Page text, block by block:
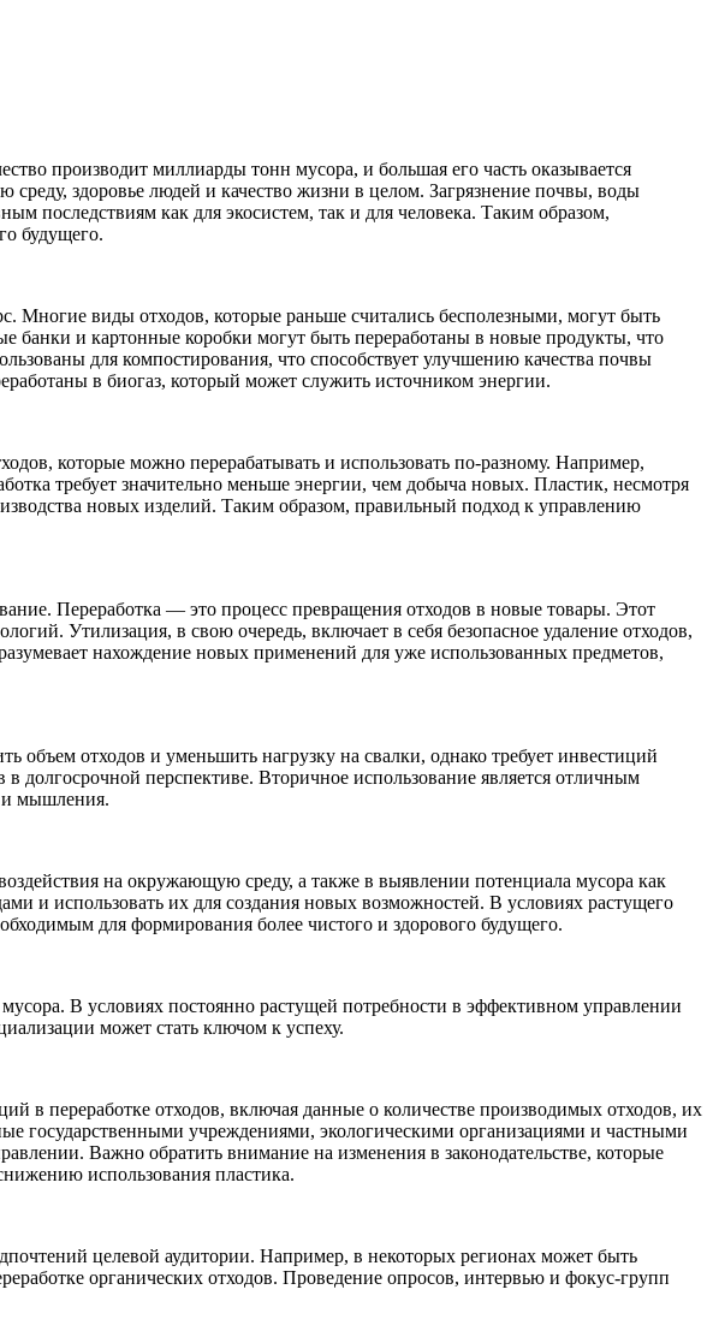
производит миллиарды тонн мусора, и большая его часть оказывается
здоровье людей и качество жизни в целом. Загрязнение почвы, воды
последствиям как для экосистем, так и для человека. Таким образом,
будущего.
Многие виды отходов, которые раньше считались бесполезными, могут быть
банки и картонные коробки могут быть переработаны в новые продукты, что
для компостирования, что способствует улучшению качества почвы
в биогаз, который может служить источником энергии.
которые можно перерабатывать и использовать по-разному. Например,
требует значительно меньше энергии, чем добыча новых. Пластик, несмотря
новых изделий. Таким образом, правильный подход к управлению
Переработка — это процесс превращения отходов в новые товары. Этот
Утилизация, в свою очередь, включает в себя безопасное удаление отходов,
нахождение новых применений для уже использованных предметов,
объем отходов и уменьшить нагрузку на свалки, однако требует инвестиций
долгосрочной перспективе. Вторичное использование является отличным
и мышления.
на окружающую среду, а также в выявлении потенциала мусора как
и использовать их для создания новых возможностей. В условиях растущего
для формирования более чистого и здорового будущего.
В условиях постоянно растущей потребности в эффективном управлении
может стать ключом к успеху.
в переработке отходов, включая данные о количестве производимых отходов, их
государственными учреждениями, экологическими организациями и частными
Важно обратить внимание на изменения в законодательстве, которые
использования пластика.
целевой аудитории. Например, в некоторых регионах может быть
органических отходов. Проведение опросов, интервью и фокус-групп